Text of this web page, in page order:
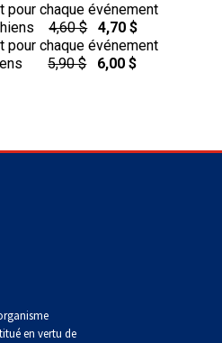
pour chaque événement
chiens4,60 $4,70 $
pour chaque événement
5,90 $6,00 $
en vertu de